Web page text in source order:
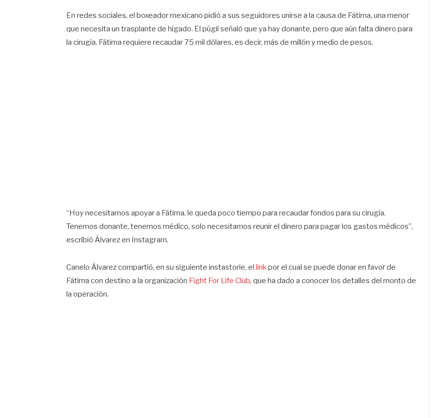
En redes sociales, el boxeador mexicano pidió a sus seguidores unirse a la causa de Fátima, una menor
que necesita un trasplante de hígado. El púgil señaló que ya hay donante, pero que aún falta dinero para
la cirugía. Fátima requiere recaudar 75 mil dólares, es decir, más de millón y medio de pesos.
“Hoy necesitamos apoyar a Fátima, le queda poco tiempo para recaudar fondos para su cirugía.
Tenemos donante, tenemos médico, solo necesitamos reunir el dinero para pagar los gastos médicos”,
escribió Álvarez en Instagram.
Canelo Álvarez compartió, en su siguiente instastorie, el linkpor el cual se puede donar en favor de
Fátima con destino a la organización Fight For Life Club, que ha dado a conocer los detalles del monto de
la operación.